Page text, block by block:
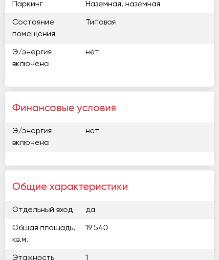
Паркинг Наземная, наземная
Состояние
помещения
Типовая
Э/энергия
включена
нет
Финансовые условия
Э/энергия
включена
нет
Общие характеристики
Отдельный вход да
Общая площадь,
кв.м.
19 540
Этажность 1